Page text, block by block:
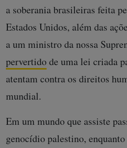
a soberania brasileiras feita
Estados Unidos, além das
a um ministro da nossa
pervertidode uma lei criada
atentam contra os direitos
mundial.
Em um mundo que assiste
genocídio palestino,